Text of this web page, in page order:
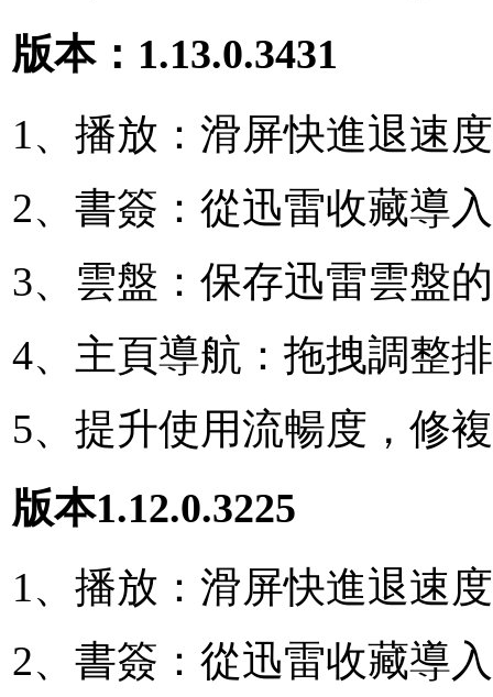
版本：1.13.0.3431
1、播放：滑屏快進退速
2、書簽：從迅雷收藏導
3、雲盤：保存迅雷雲盤
4、主頁導航：拖拽調整
5、提升使用流暢度，修
版本1.12.0.3225
1、播放：滑屏快進退速
2、書簽：從迅雷收藏導